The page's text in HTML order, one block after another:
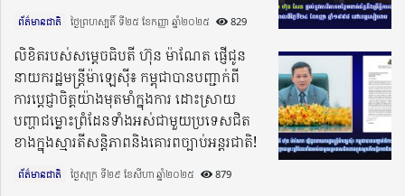
ព័ត៌មានជាតិ ថ្ងៃព្រហស្បតិ៍ ទី២៥ ខែកញ្ញា ឆ្នាំ២០២៥​ 829
លិខិតរបស់សម្តេចធិបតី ហ៊ុន ម៉ាណែត ផ្ញើជូន
នាយករដ្ឋមន្ត្រីម៉ាឡេស៊ី៖ កម្ពុជាបានបញ្ជាក់ពី
ការប្តេជ្ញាចិត្តយ៉ាងមុតមាំក្នុងការ ដោះស្រាយ
បញ្ហាជម្លោះព្រំដែនទាំងអស់ជាមួយប្រទេសជិត
ខាងក្នុងស្មារតីសន្តិភាពនិងគោរពច្បាប់អន្តរជាតិ!
ព័ត៌មានជាតិ ថ្ងៃសុក្រ ទី២៩ ខែសីហា ឆ្នាំ២០២៥​ 879